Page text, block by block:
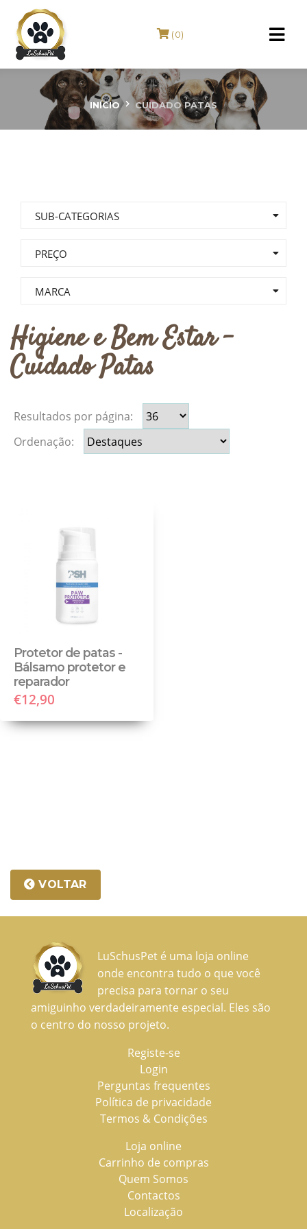
(0)
INÍCIO CUIDADO PATAS
SUB-CATEGORIAS
PREÇO
MARCA
Higiene e Bem Estar -
Cuidado Patas
Resultados por página:
Ordenação:
Protetor de patas -
Bálsamo protetor e
reparador
€12,90
VOLTAR
LuSchusPet é uma loja online
onde encontra tudo o que você
precisa para tornar o seu
amiguinho verdadeiramente especial. Eles são
o centro do nosso projeto.
Registe-se
Login
Perguntas frequentes
Política de privacidade
Termos & Condições
Loja online
Carrinho de compras
Quem Somos
Contactos
Localização